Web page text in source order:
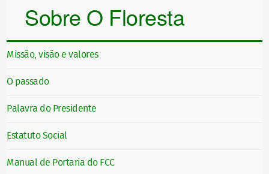
Sobre O Floresta
Missão, visão e valores
O passado
Palavra do Presidente
Estatuto Social
Manual de Portaria do FCC